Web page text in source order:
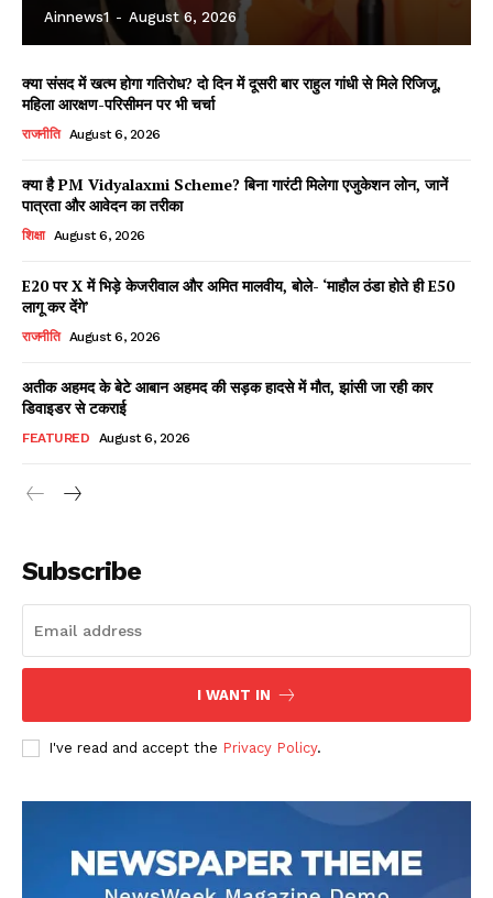
Facebook
X WhatsApp
Read Latest News on AIN
DOWNLOAD NOW
Ainnews1 - August 6, 2026
क्या संसद में खत्म होगा गतिरोध? दो दिन में दूसरी बार राहुल गांधी से मिले रिजिजू,
महिला आरक्षण-परिसीमन पर भी चर्चा
राजनीति August 6, 2026
क्या है PM Vidyalaxmi Scheme? बिना गारंटी मिलेगा एजुकेशन लोन, जानें
पात्रता और आवेदन का तरीका
शिक्षा August 6, 2026
E20 पर X में भिड़े केजरीवाल और अमित मालवीय, बोले- ‘माहौल ठंडा होते ही E50
लागू कर देंगे’
राजनीति August 6, 2026
अतीक अहमद के बेटे आबान अहमद की सड़क हादसे में मौत, झांसी जा रही कार
डिवाइडर से टकराई
FEATURED August 6, 2026
Subscribe
I WANT IN
I've read and accept the Privacy Policy.